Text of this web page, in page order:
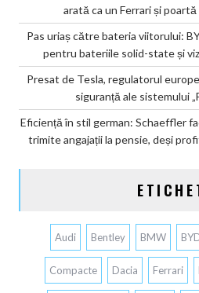
arată ca un Ferrari și
Pas uriaș către bateria viitorului:
pentru bateriile solid-state și
Presat de Tesla, regulatorul
siguranță ale sistemului
Eficiență în stil german: Schaeffler
trimite angajații la pensie, deși
Audi Bentley BMW
Compacte Dacia Ferrari